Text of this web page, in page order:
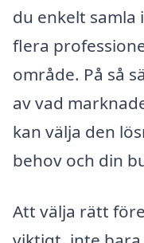
du enkelt
flera
område. På så
av vad
kan välja den
behov och din
Att välja rätt